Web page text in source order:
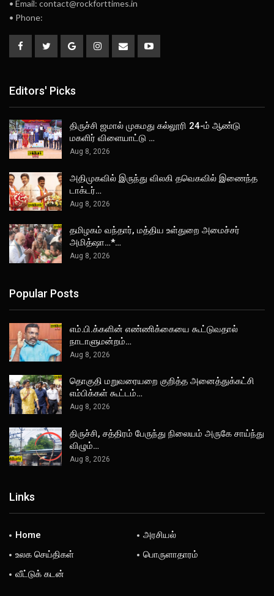
• Email: contact@rockforttimes.in
• Phone:
Editors' Picks
திருச்சி ஜமால் முகமது கல்லூரி 24-ம் ஆண்டு
மகளிர் விளையாட்டு …
Aug 8, 2026
அதிமுகவில் இருந்து விலகி தவெகவில் இணைந்த
டாக்டர்…
Aug 8, 2026
தமிழகம் வந்தார், மத்திய உள்துறை அமைச்சர்
அமித்ஷா…*…
Aug 8, 2026
Popular Posts
எம்.பி.க்களின் எண்ணிக்கையை கூட்டுவதால்
நாடாளுமன்றம்…
Aug 8, 2026
தொகுதி மறுவரையறை குறித்த அனைத்துக்கட்சி
எம்பிக்கள் கூட்டம்…
Aug 8, 2026
திருச்சி, சத்திரம் பேருந்து நிலையம் அருகே சாய்ந்து
விழும்…
Aug 8, 2026
Links
Home
அரசியல்
உலக செய்திகள்
பொருளாதாரம்
வீட்டுக் கடன்